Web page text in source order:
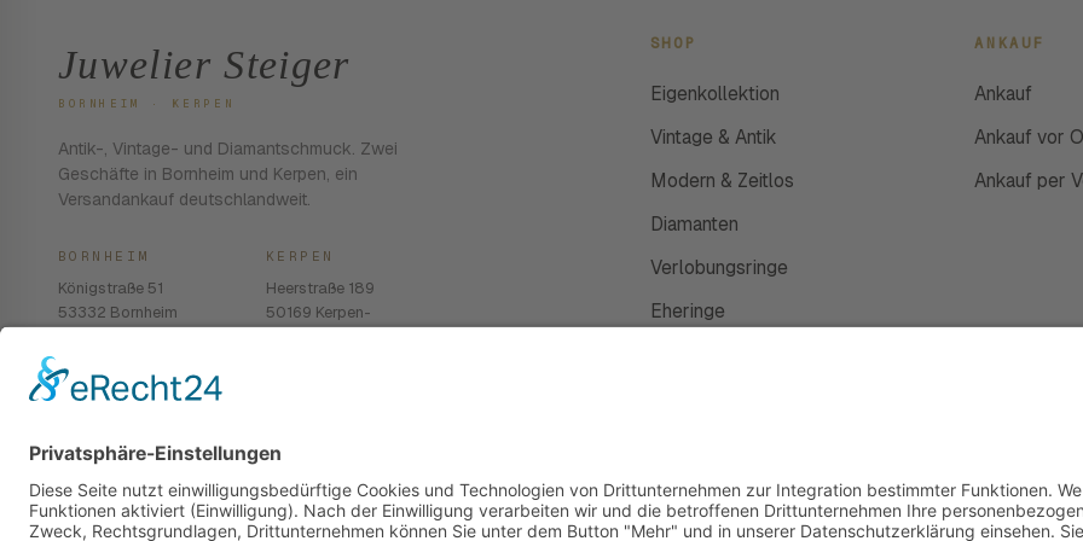
Juwelier Steiger
BORNHEIM · KERPEN
Antik-, Vintage- und Diamantschmuck. Zwei
Geschäfte in Bornheim und Kerpen, ein
Versandankauf deutschlandweit.
BORNHEIM
Königstraße 51
53332 Bornheim
KERPEN
Heerstraße 189
50169 Kerpen-
SHOP
Eigenkollektion
Vintage & Antik
Modern & Zeitlos
Diamanten
Verlobungsringe
Eheringe
ANKAUF
Ankauf
Ankauf vor
Ankauf per